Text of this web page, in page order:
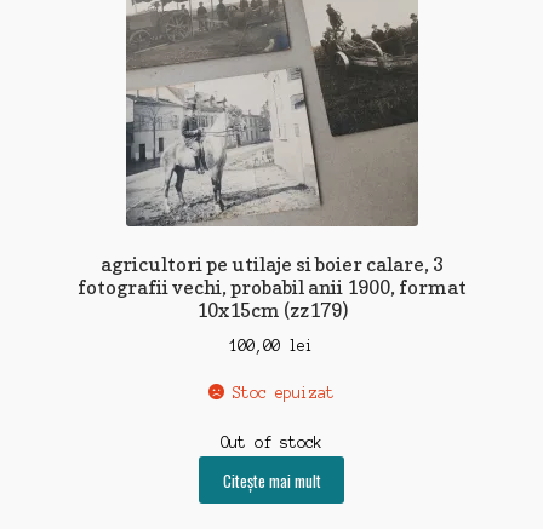
agricultori pe utilaje si boier calare, 3
fotografii vechi, probabil anii 1900, format
10x15cm (zz179)
100,00 lei
Stoc epuizat
Out of stock
Citește mai mult